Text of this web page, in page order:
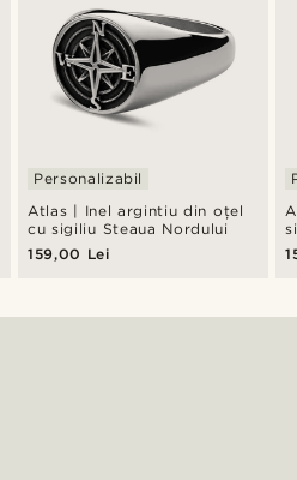
Atlas | Inel argintiu din oțel
cu sigiliu Steaua Nordului
Personalizabil
159,00 Lei